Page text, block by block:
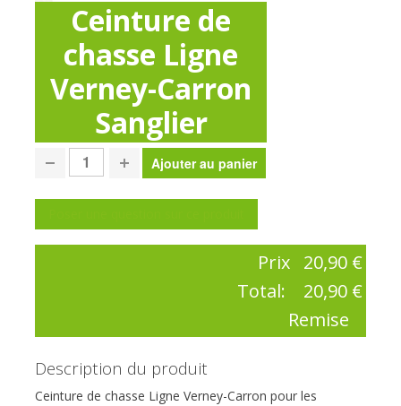
Ceinture de
chasse Ligne
Verney-Carron
Sanglier
Prix 20,90 €
Total:
20,90 €
Remise
Description du produit
Ceinture de chasse Ligne Verney-Carron pour les